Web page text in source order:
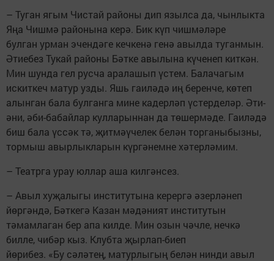
– Туган ягым Чистай районы дип язылса да, чынлыкта
Яңа Чишмә районына керә. Бик күп чишмәләре
булган урман эчендәге кечкенә генә авылда туганмын.
Әтиебез Тукай районы Бәтке авылына күченеп киткән.
Мин шунда гел русча аралашып үстем. Балачагым
искиткеч матур узды. Яшь гаиләдә иң беренче, көтеп
алынган бала булганга мине кадерләп үстерделәр. Әти-
әни, әби-бабайлар кулларыннан да төшермәде. Гаиләдә
биш бала үссәк тә, җитмәүчелек белән торганыбызны,
тормыш авырлыкларын күргәнемне хәтерләмим.
– Театрга урау юллар аша килгәнсез.
– Авыл хуҗалыгы институтына керергә әзерләнеп
йөргәндә, Бәткегә Казан мәдәният институтын
тәмамлаган бер апа килде. Мин озын чәчле, нечкә
билле, чибәр кыз. Клубта җырлап-биеп
йөрибез. «Бу сәләтең, матурлыгың белән нинди авыл